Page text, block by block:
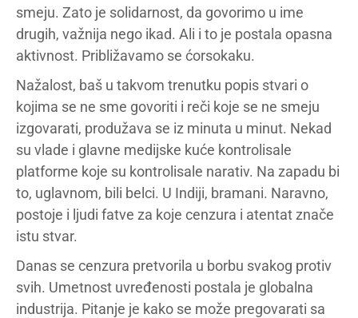
smeju. Zato je solidarnost, da govorimo u ime
drugih, važnija nego ikad. Ali i to je postala opasna
aktivnost. Približavamo se ćorsokaku.
Nažalost, baš u takvom trenutku popis stvari o
kojima se ne sme govoriti i reči koje se ne smeju
izgovarati, produžava se iz minuta u minut. Nekad
su vlade i glavne medijske kuće kontrolisale
platforme koje su kontrolisale narativ. Na zapadu bi
to, uglavnom, bili belci. U Indiji, bramani. Naravno,
postoje i ljudi fatve za koje cenzura i atentat znače
istu stvar.
Danas se cenzura pretvorila u borbu svakog protiv
svih. Umetnost uvređenosti postala je globalna
industrija. Pitanje je kako se može pregovarati sa